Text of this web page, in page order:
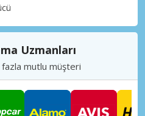
Uzmanları
mutlu müşteri